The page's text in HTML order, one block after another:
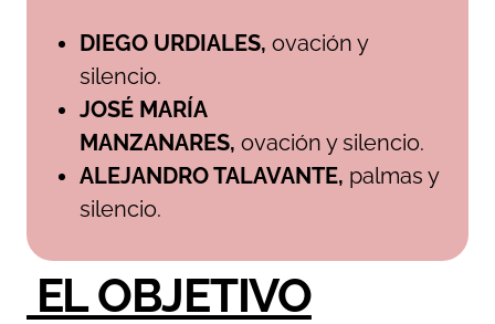
DIEGO URDIALES, ovación y
silencio.
JOSÉ MARÍA
MANZANARES, ovación y silencio.
ALEJANDRO TALAVANTE, palmas y
silencio.
EL OBJETIVO